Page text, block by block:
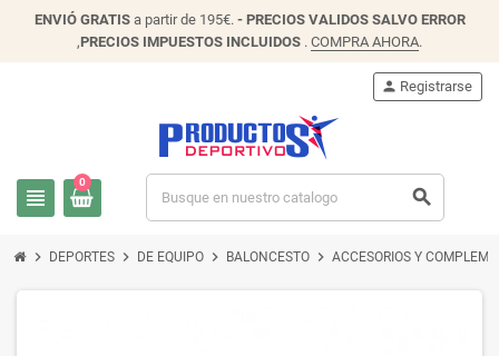
ENVIÓGRATISa partir de 195€. - PRECIOS VALIDOS SALVO ERROR
,PRECIOS IMPUESTOS INCLUIDOS . COMPRA AHORA.
view_headline
person Registrarse
0
search
chevron_right DEPORTES chevron_right DE EQUIPO chevron_right BALONCESTO chevron_right ACCESORIOS Y